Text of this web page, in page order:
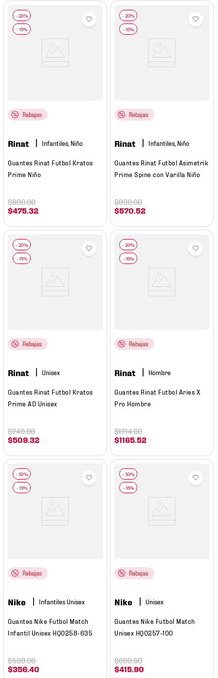
Rebajas
Rinat Infantiles, Niño
Guantes Rinat Futbol Kratos
Prime Niño
$475 .32
$699.00
Rebajas
Rinat Infantiles, Niño
Guantes Rinat Futbol Asimetrik
Prime Spine con Varilla Niño
$570 52
$839.00
Rebajas
Rinat
Guantes Rinat Futbol Kratos
Prime AD Unisex
$509 .32
$749.00
Rebajas
Rinat Hombre
Guantes Rinat Futbol Aries X
Pro Hombre
$1165 52
$1714.00
Rebajas
Nike
Guantes Nike Futbol Match
Infantil Unisex HQ0258-635
$356 .40
$599.00
Rebajas
Nike
Guantes Nike Futbol Match
Unisex HQ0257-100
$415 .90
$699.00